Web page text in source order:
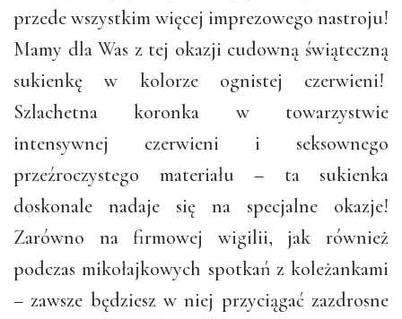
przede wszystkim więcej imprezowego nastroju!
Mamy dla Was z tej okazji cudowną świąteczną
sukienkę w kolorze ognistej czerwieni!
Szlachetna koronka w towarzystwie
intensywnej czerwieni i seksownego
przeźroczystego materiału – ta sukienka
doskonale nadaje się na specjalne okazje!
Zarówno na firmowej wigilii, jak również
podczas mikołajkowych spotkań z koleżankami
– zawsze będziesz w niej przyciągać zazdrosne